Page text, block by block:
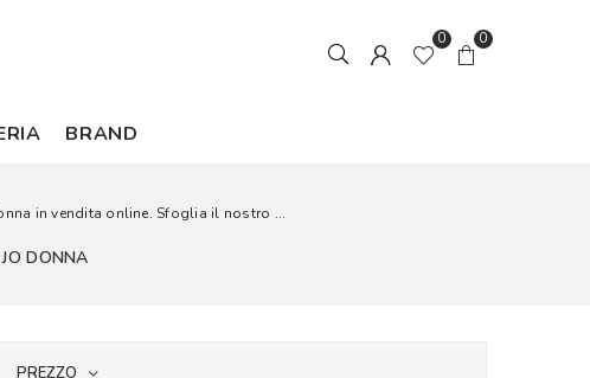
0 0
BRAND
in vendita online. Sfoglia il nostro ...
DONNA
PREZZO